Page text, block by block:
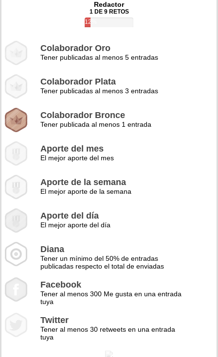
Redactor
1 DE 9 RETOS
12%
Colaborador Oro
Tener publicadas al menos 5 entradas
Colaborador Plata
Tener publicadas al menos 3 entradas
Colaborador Bronce
Tener publicada al menos 1 entrada
Aporte del mes
El mejor aporte del mes
Aporte de la semana
El mejor aporte de la semana
Aporte del día
El mejor aporte del día
Diana
Tener un mínimo del 50% de entradas
publicadas respecto el total de enviadas
Facebook
Tener al menos 300 Me gusta en una entrada
tuya
Twitter
Tener al menos 30 retweets en una entrada
tuya